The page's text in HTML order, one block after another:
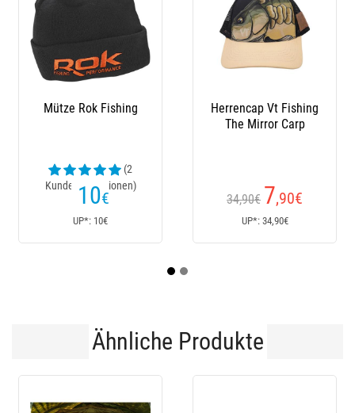
Herrencap Vt Fishing
7 ,90€
UP*: 34,90€
Stiefel Le Chameau
Kundenrezensionen)
152€
UP*: 170€
Ähnliche Produkte